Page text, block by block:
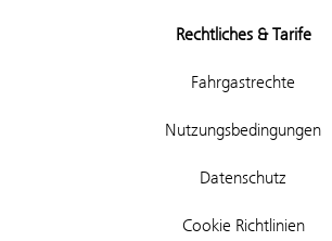
Rechtliches & Tarife
Fahrgastrechte
Nutzungsbedingungen
Datenschutz
Cookie Richtlinien